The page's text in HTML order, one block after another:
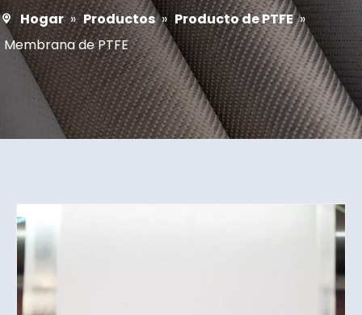
Hogar » Productos » Producto de PTFE »
Membrana de PTFE